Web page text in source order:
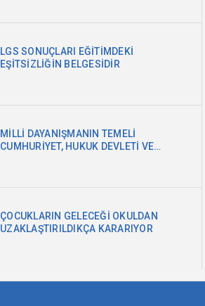
LGS SONUÇLARI EĞİTİMDEKİ
EŞİTSİZLİĞİN BELGESİDİR
MİLLİ DAYANIŞMANIN TEMELİ
CUMHURİYET, HUKUK DEVLETİ VE
ÇOCUKLARIN GELECEĞİ OKULDAN
UZAKLAŞTIRILDIKÇA KARARIYOR